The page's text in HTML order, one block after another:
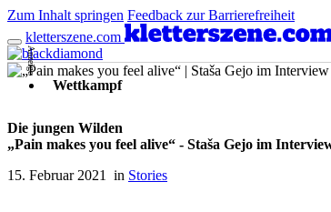
Zum Inhalt springen Feedback zur Barrierefreiheit
kletterszene.com
Anzeige
Die jungen Wilden
„Pain makes you feel alive“ - Staša Gejo im
15. Februar 2021 in Stories
Wettkampf